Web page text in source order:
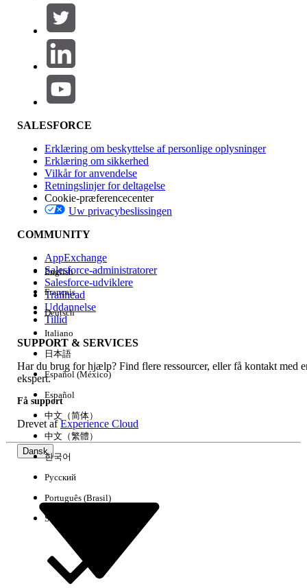
SALESFORCE
Erklæring om beskyttelse af personlige oplysninger
Erklæring om sikkerhed
Vilkår for anvendelse
Retningslinjer for deltagelse
Cookie-præferencecenter
Uw privacybeslissingen
COMMUNITY
AppExchange
Salesforce-administratorer
Salesforce-udviklere
Trailhead
Uddannelse
Tillid
SUPPORT & SERVICES
Har du brug for hjælp? Find flere ressourcer, eller få kontakt med
ekspert.
Få support
Drevet afExperience Cloud
Dansk
English
Français
Deutsch
Italiano
日本語
Español (México)
Español
中文（简体）
中文（繁體）
한국어
Русский
Português (Brasil)
Suomi